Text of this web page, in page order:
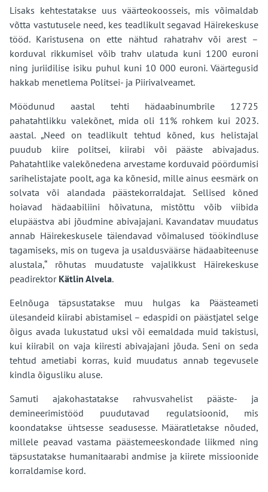
Lisaks kehtestatakse uus väärteokoosseis, mis võimaldab
võtta vastutusele need, kes teadlikult segavad Häirekeskuse
tööd. Karistusena on ette nähtud rahatrahv või arest –
korduval rikkumisel võib trahv ulatuda kuni 1200 euroni
ning juriidilise isiku puhul kuni 10 000 euroni. Väärtegusid
hakkab menetlema Politsei- ja Piirivalveamet.
Möödunud aastal tehti hädaabinumbrile 12 725
pahatahtlikku valekõnet, mida oli 11% rohkem kui 2023.
aastal. „Need on teadlikult tehtud kõned, kus helistajal
puudub kiire politsei, kiirabi või pääste abivajadus.
Pahatahtlike valekõnedena arvestame korduvaid pöördumisi
sarihelistajate poolt, aga ka kõnesid, mille ainus eesmärk on
solvata või alandada päästekorraldajat. Sellised kõned
hoiavad hädaabiliini hõivatuna, mistõttu võib viibida
elupäästva abi jõudmine abivajajani. Kavandatav muudatus
annab Häirekeskusele täiendavad võimalused töökindluse
tagamiseks, mis on tugeva ja usaldusväärse hädaabiteenuse
alustala,“ rõhutas muudatuste vajalikkust Häirekeskuse
peadirektor Kätlin Alvela.
Eelnõuga täpsustatakse muu hulgas ka Päästeameti
ülesandeid kiirabi abistamisel – edaspidi on päästjatel selge
õigus avada lukustatud uksi või eemaldada muid takistusi,
kui kiirabil on vaja kiiresti abivajajani jõuda. Seni on seda
tehtud ametiabi korras, kuid muudatus annab tegevusele
kindla õigusliku aluse.
Samuti ajakohastatakse rahvusvahelist pääste- ja
demineerimistööd puudutavad regulatsioonid, mis
koondatakse ühtsesse seadusesse. Määratletakse nõuded,
millele peavad vastama päästemeeskondade liikmed ning
täpsustatakse humanitaarabi andmise ja kiirete missioonide
korraldamise kord.